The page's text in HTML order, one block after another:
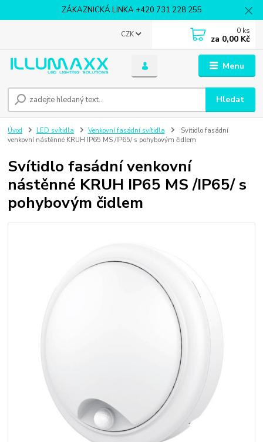
ZÁKAZNICKÁ LINKA +420 731 228 255
Menu
CZK
Hledat
0 ks
za 0,00 Kč
Úvod LED svítidla Venkovní fasádní svítidla
Svítidlo fasádní
venkovní nástěnné KRUH IP65 MS /IP65/ s pohybovým čidlem
Svítidlo fasádní venkovní
nástěnné KRUH IP65 MS /IP65/ s
pohybovým čidlem